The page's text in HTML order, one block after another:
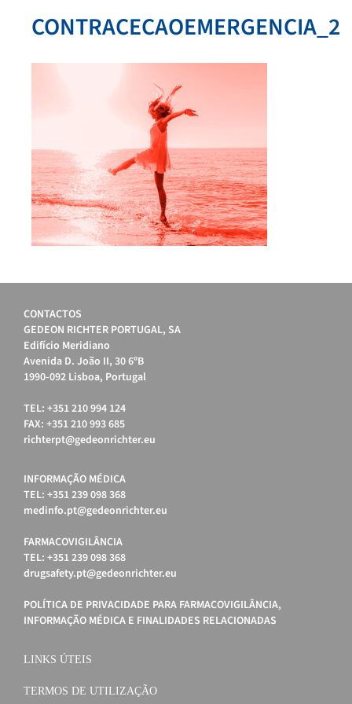
CONTRACECAOEMERGENCIA_2
CONTACTOS
GEDEON RICHTER PORTUGAL, SA
Edifício Meridiano
Avenida D. João II, 30 6ºB
1990-092 Lisboa, Portugal
TEL: +351 210 994 124
FAX: +351 210 993 685
richterpt@gedeonrichter.eu
INFORMAÇÃO MÉDICA
TEL: +351 239 098 368
medinfo.pt@gedeonrichter.eu
FARMACOVIGILÂNCIA
TEL: +351 239 098 368
drugsafety.pt@gedeonrichter.eu
POLÍTICA DE PRIVACIDADE PARA FARMACOVIGILÂNCIA,
INFORMAÇÃO MÉDICA E FINALIDADES RELACIONADAS
LINKS ÚTEIS
TERMOS DE UTILIZAÇÃO